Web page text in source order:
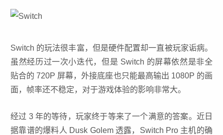
Switch 的玩法很丰富，但是硬件配置却一直被玩家诟病。
虽然经历过一次小迭代，但是 Switch 的屏幕依然是非全
贴合的 720P 屏幕，外接底座也只能最高输出 1080P 的画
面，帧率还不稳定，对于游戏体验的影响非常大。
经过 3 年的等待，玩家终于等来了一个满意的答案。近日
据靠谱的爆料人 Dusk Golem 透露，Switch Pro 主机的确